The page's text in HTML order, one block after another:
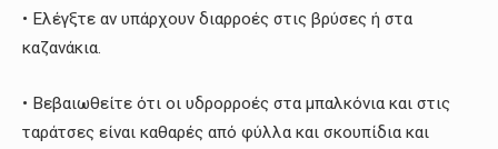
• Ελέγξτε αν υπάρχουν διαρροές στις βρύσες ή στα
καζανάκια.
• Βεβαιωθείτε ότι οι υδρορροές στα μπαλκόνια και στις
ταράτσες είναι καθαρές από φύλλα και σκουπίδια και